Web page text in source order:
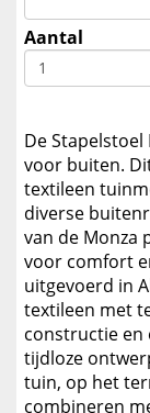
Aantal
De
voor buiten.
textileen
diverse
van de Monza
voor comfort
uitgevoerd in
textileen met
constructie en
tijdloze
tuin, op het
combineren